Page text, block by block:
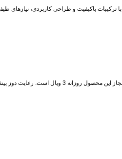
ترکیبات باکیفیت و طراحی کاربردی، نیازهای
برای مصرف ویال ال کارنیتین 1000 نکستایل، روزانه یک ویال ترجیحاً همراه با غذا توصیه می‌شود. در صورت تمایل می‌توانید ویال را در آب، آبمیوه یا غذای مایع حل کرده و میل نمایید.